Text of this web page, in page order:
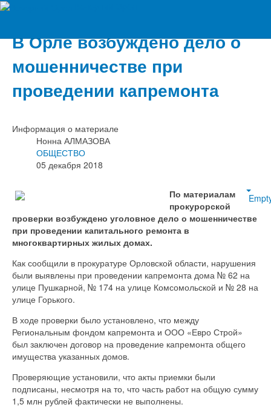
В Орле возбуждено дело о
мошенничестве при
проведении капремонта
Информация о материале
Нонна АЛМАЗОВА
ОБЩЕСТВО
05 декабря 2018
По материалам
прокурорской
проверки возбуждено уголовное дело о мошенничестве
при проведении капитального ремонта в
многоквартирных жилых домах.
Как сообщили в прокуратуре Орловской области, нарушения
были выявлены при проведении капремонта дома № 62 на
улице Пушкарной, № 174 на улице Комсомольской и № 28 на
улице Горького.
В ходе проверки было установлено, что между
Региональным фондом капремонта и ООО «Евро Строй»
был заключен договор на проведение капремонта общего
имущества указанных домов.
Проверяющие установили, что акты приемки были
подписаны, несмотря на то, что часть работ на общую сумму
1,5 млн рублей фактически не выполнены.